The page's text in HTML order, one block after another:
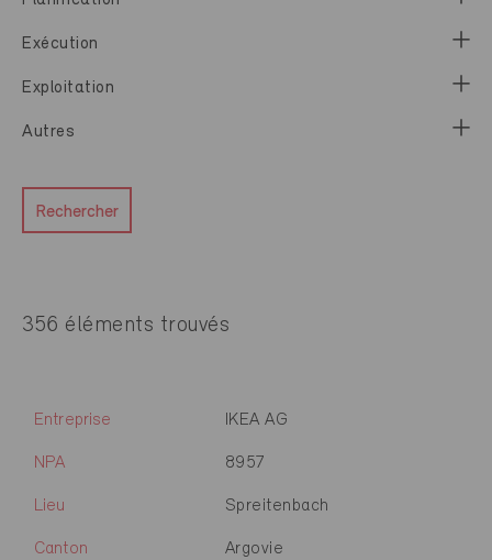
Exécution
Exploitation
Autres
Rechercher
356 éléments trouvés
Entreprise IKEA AG
NPA 8957
Lieu Spreitenbach
Canton Argovie